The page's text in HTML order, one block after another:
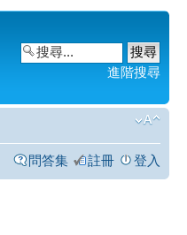
進階搜尋
問答集 註冊 登入